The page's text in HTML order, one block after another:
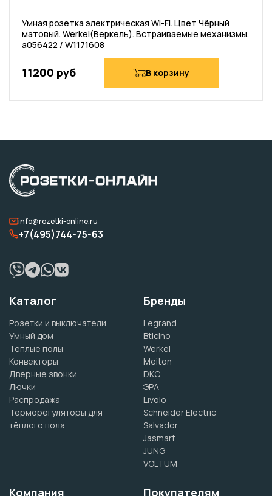
Умная розетка электрическая Wi-Fi. Цвет Чёрный
матовый. Werkel(Веркель). Встраиваемые механизмы.
a056422 / W1171608
11200 руб В корзину
info@rozetki-online.ru
+7(495)744-75-63
Каталог
Розетки и выключатели
Умный дом
Теплые полы
Конвекторы
Дверные звонки
Лючки
Распродажа
Терморегуляторы для
тёплого пола
Бренды
Legrand
Bticino
Werkel
Meiton
DKC
ЭРА
Livolo
Schneider Electric
Salvador
Jasmart
JUNG
VOLTUM
Компания Покупателям